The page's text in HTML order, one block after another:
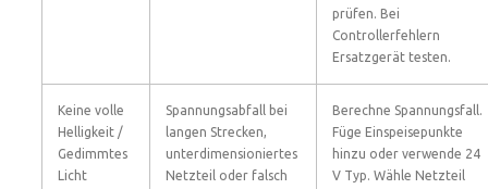
prüfen. Bei
Controllerfehlern
Ersatzgerät testen.
Keine volle
Helligkeit /
Gedimmtes
Licht
Spannungsabfall bei
langen Strecken,
unterdimensioniertes
Netzteil oder falsch
Berechne Spannungsfall.
Füge Einspeisepunkte
hinzu oder verwende 24
V Typ. Wähle Netzteil